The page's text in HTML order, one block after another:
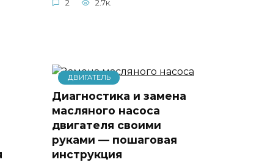
2 2.7к.
ДВИГАТЕЛЬ
Диагностика и замена
масляного насоса
двигателя своими
руками — пошаговая
инструкция